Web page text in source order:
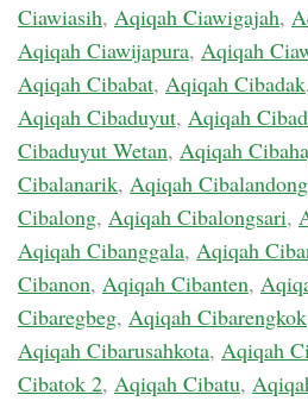
Ciawiasih, Aqiqah Ciawigajah,
Aqiqah Ciawijapura, Aqiqah
Aqiqah Cibabat, Aqiqah Cibadak
Aqiqah Cibaduyut, Aqiqah
Cibaduyut Wetan, Aqiqah
Cibalanarik, Aqiqah
Cibalong, Aqiqah Cibalongsari,
Aqiqah Cibanggala, Aqiqah
Cibanon, Aqiqah Cibanten,
Cibaregbeg, Aqiqah Cibarengkok
Aqiqah Cibarusahkota, Aqiqah
Cibatok 2, Aqiqah Cibatu,